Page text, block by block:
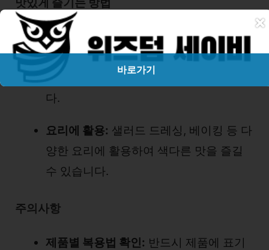
다양한 음료에 첨가:물뿐만 아니라 우유,
요구르트, 스무디 등 다양한 음료에 첨가
하여 맛과 영양을 동시에 챙길 수 있습니
다.
요리에 활용: 샐러드 드레싱, 베이킹 등 다
양한 요리에 활용하여 색다른 맛을 즐길
수 있습니다.
주의사항
제품별 복용법 확인: 반드시 제품에 표기
×
바로가기